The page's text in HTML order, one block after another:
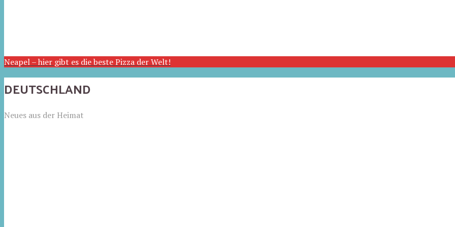
Neapel – hier gibt es die beste Pizza der Welt!
DEUTSCHLAND
Neues aus der Heimat